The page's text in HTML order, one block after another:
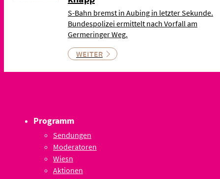
S-Bahn bremst in Aubing in letzter Sekunde.
Bundespolizei ermittelt nach Vorfall am
Germeringer Weg.
WEITER
Programm
Sendungen
Moderatoren
Wiesn
Aktionen